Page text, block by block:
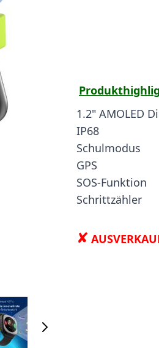
View larger image
1.2" AMOLED
IP68
Schulmodus
GPS
SOS-Funktion
Schrittzähler
✘